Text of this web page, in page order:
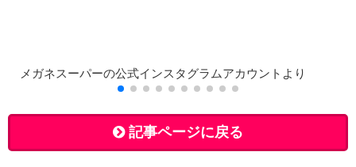
メガネスーパーの公式インスタグラムアカウントより
記事ページに戻る